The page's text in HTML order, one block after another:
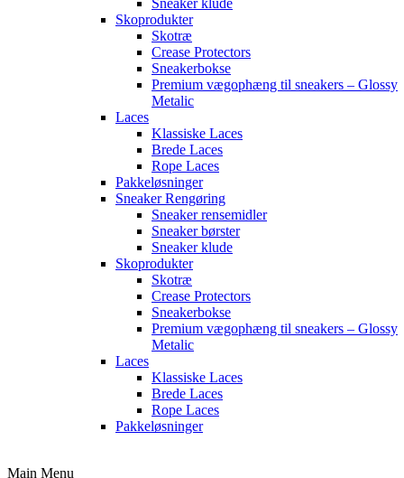
Sneaker klude
Skoprodukter
Skotræ
Crease Protectors
Sneakerbokse
Premium vægophæng til sneakers – Glossy
Metalic
Laces
Klassiske Laces
Brede Laces
Rope Laces
Pakkeløsninger
Sneaker Rengøring
Sneaker rensemidler
Sneaker børster
Sneaker klude
Skoprodukter
Skotræ
Crease Protectors
Sneakerbokse
Premium vægophæng til sneakers – Glossy
Metalic
Laces
Klassiske Laces
Brede Laces
Rope Laces
Pakkeløsninger
Main Menu